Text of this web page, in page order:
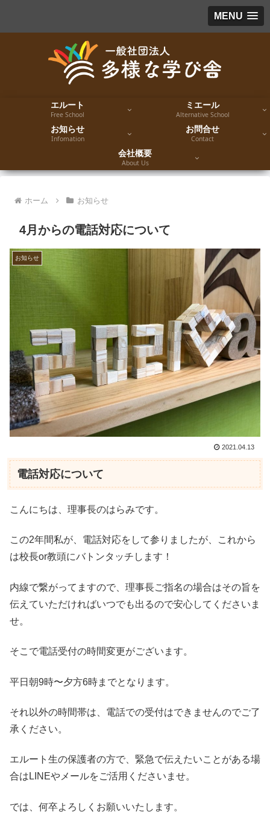
MENU
エルート
Free School
ミエール
Alternative School
お知らせ
Infomation
お問合せ
Contact
会社概要
About Us
ホーム お知らせ
4月からの電話対応について
お知らせ
2021.04.13
電話対応について
こんにちは、理事長のはらみです。
この2年間私が、電話対応をして参りましたが、これから
は校長or教頭にバトンタッチします！
内線で繋がってますので、理事長ご指名の場合はその旨を
伝えていただければいつでも出るので安心してくださいま
せ。
そこで電話受付の時間変更がございます。
平日朝9時〜夕方6時までとなります。
それ以外の時間帯は、電話での受付はできませんのでご了
承ください。
エルート生の保護者の方で、緊急で伝えたいことがある場
合はLINEやメールをご活用くださいませ。
では、何卒よろしくお願いいたします。